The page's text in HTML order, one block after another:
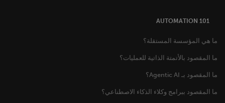
AUTOMATION 101
ما هي المؤسسة المستقلة؟
ما المقصود بالأتمتة الذاتية للعمليات؟
ما المقصود بـ Agentic AI؟
ما المقصود ببرامج وكلاء الذكاء الاصطناعي؟